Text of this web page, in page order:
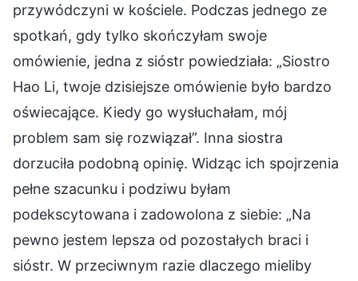
przywódczyni w kościele. Podczas jednego ze
spotkań, gdy tylko skończyłam swoje
omówienie, jedna z sióstr powiedziała: „Siostro
Hao Li, twoje dzisiejsze omówienie było bardzo
oświecające. Kiedy go wysłuchałam, mój
problem sam się rozwiązał”. Inna siostra
dorzuciła podobną opinię. Widząc ich spojrzenia
pełne szacunku i podziwu byłam
podekscytowana i zadowolona z siebie: „Na
pewno jestem lepsza od pozostałych braci i
sióstr. W przeciwnym razie dlaczego mieliby